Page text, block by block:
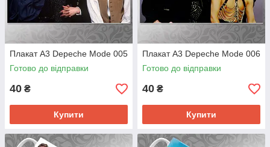
Плакат А3 Depeche Mode 005
Готово до відправки
40 ₴
Купити
Плакат А3 Depeche Mode 006
Готово до відправки
40 ₴
Купити